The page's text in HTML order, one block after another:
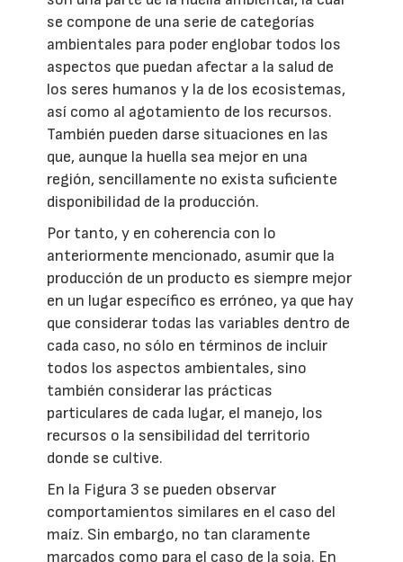
se compone de una serie de categorías
ambientales para poder englobar todos los
aspectos que puedan afectar a la salud de
los seres humanos y la de los ecosistemas,
así como al agotamiento de los recursos.
También pueden darse situaciones en las
que, aunque la huella sea mejor en una
región, sencillamente no exista suficiente
disponibilidad de la producción.
Por tanto, y en coherencia con lo
anteriormente mencionado, asumir que la
producción de un producto es siempre mejor
en un lugar específico es erróneo, ya que hay
que considerar todas las variables dentro de
cada caso, no sólo en términos de incluir
todos los aspectos ambientales, sino
también considerar las prácticas
particulares de cada lugar, el manejo, los
recursos o la sensibilidad del territorio
donde se cultive.
En la Figura 3 se pueden observar
comportamientos similares en el caso del
maíz. Sin embargo, no tan claramente
marcados como para el caso de la soja. En